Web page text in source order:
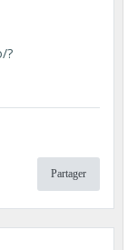
?
Partager